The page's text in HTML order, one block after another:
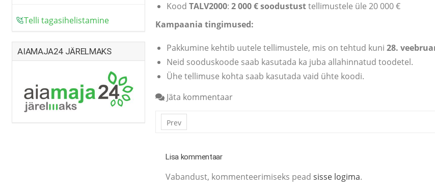
KoodTALV2000:2 000 € soodustusttellimustele üle 20 000 €
Kampaania tingimused:
Pakkumine kehtib uutele tellimustele, mis on tehtud kuni28.
Neid sooduskoode saab kasutada ka juba allahinnatud toodetel.
Ühe tellimuse kohta saab kasutada vaid ühte koodi.
Jäta kommentaar
Prev
Lisa kommentaar
Vabandust, kommenteerimiseks peadsisse logima.
Telli tagasihelistamine
AIAMAJA24 JÄRELMAKS